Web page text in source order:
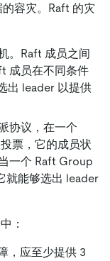
容灾。Raft 的灾
。Raft 成员之间
成员在不同条件
出 leader 以提供
协议，在一个
票，它的成员状
一个 Raft Group
就能够选出 leader
：
，应至少提供 3